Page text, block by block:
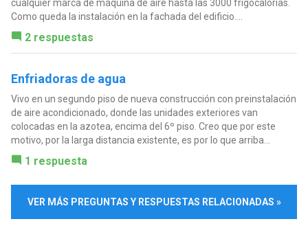
cualquier marca de máquina de aire hasta las 3000 frigocalorías.
Como queda la instalación en la fachada del edificio....
2 respuestas
Enfriadoras de agua
Vivo en un segundo piso de nueva construcción con preinstalación
de aire acondicionado, donde las unidades exteriores van
colocadas en la azotea, encima del 6º piso. Creo que por este
motivo, por la larga distancia existente, es por lo que arriba...
1 respuesta
VER MÁS PREGUNTAS Y RESPUESTAS RELACIONADAS »